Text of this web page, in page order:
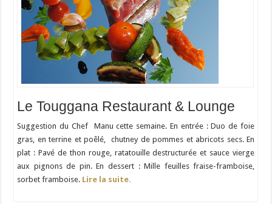
Le Touggana Restaurant & Lounge
Suggestion du Chef Manu cette semaine. En entrée : Duo de foie
gras, en terrine et poêlé, chutney de pommes et abricots secs. En
plat : Pavé de thon rouge, ratatouille destructurée et sauce vierge
aux pignons de pin. En dessert : Mille feuilles fraise-framboise,
sorbet framboise. Lire la suite.